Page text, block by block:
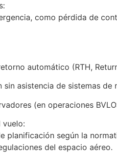
como pérdida de
automático (RTH,
asistencia de sistemas de
(en operaciones
planificación según la
del espacio aéreo.